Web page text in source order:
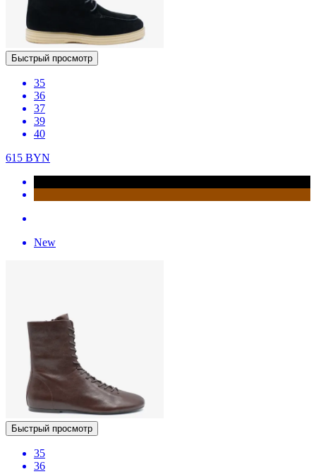
Быстрый просмотр
35
36
37
39
40
615 BYN
New
Быстрый просмотр
35
36